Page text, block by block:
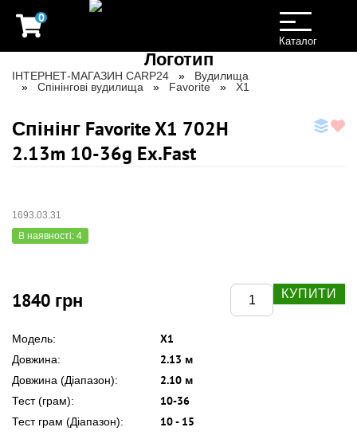
0
Toggle
navigation
Каталог
ІНТЕРНЕТ-МАГАЗИН CARP24
Вудилища
Спінінгові вудилища
Favorite X1
Спінінг Favorite X1 702H
2.13m 10-36g Ex.Fast
1693.03.31
В наявності: 4
1840 грн КУПИТИ
Модель: X1
Довжина: 2.13 м
Довжина (Діапазон): 2.10 м
Тест (грам): 10-36
Тест грам (Діапазон): 10 - 15